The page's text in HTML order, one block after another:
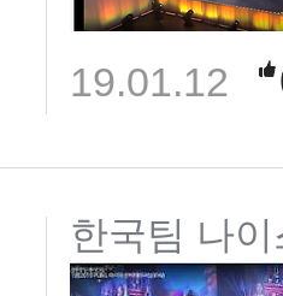
19.01.12
한국팀 나